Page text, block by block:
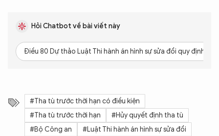
Hỏi Chatbot về bài viết này
Điều 80 Dự thảo Luật Thi hành án hình sự sửa đổi quy định
#Tha tù trước thời hạn có điều kiện
#Tha tù trước thời hạn
#Hủy quyết định tha tù
#Bộ Công an
#Luật Thi hành án hình sự sửa đổi